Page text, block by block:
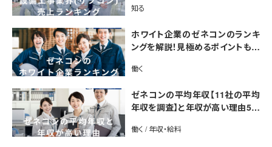
市場規模も解説
知る
ホワイト企業のゼネコンのランキ
ングを解説！見極めるポイントも紹
働く
ゼネコンの平均年収【11社の平均
年収を調査】と年収が高い理由5選
働く / 年収・給料